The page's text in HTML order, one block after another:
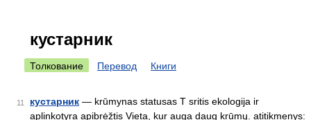
кустарник
Толкование Перевод Книги
11 кустарник — krūmynas statusas T sritis ekologija ir
aplinkotyra apibrėžtis Vieta, kur auga daug krūmų. atitikmenys: